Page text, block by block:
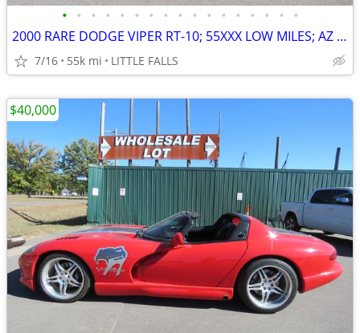
• • • • • • • • • • • • • • • • •
2000 RARE DODGE VIPER RT-10; 55XXX LOW MILES; AZ CAR , PRISTINE
7/16 55k mi LITTLE FALLS
$40,000